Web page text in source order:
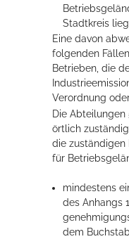
Stadtkreis
Eine davon
folgenden
Betrieben, die
Verordnung
Die
örtlich
die zuständigen
für
mindestens
des Anhangs
dem